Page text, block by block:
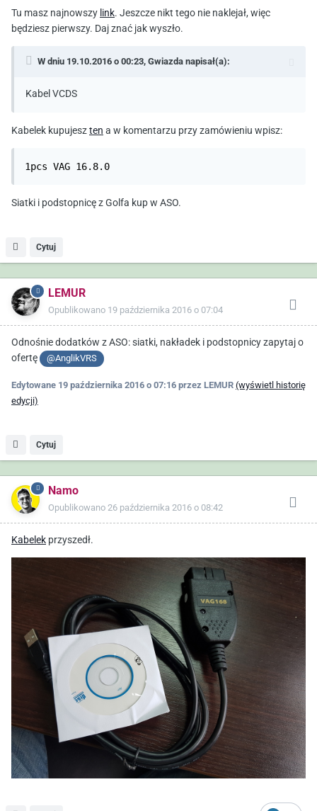
Tu masz najnowszy link. Jeszcze nikt tego nie naklejał, więc
będziesz pierwszy. Daj znać jak wyszło.
W dniu 19.10.2016 o 00:23, Gwiazda napisał(a):
Kabel VCDS
Kabelek kupujeszten a w komentarzu przy zamówieniu wpisz:
1pcs VAG 16.8.0
Siatki i podstopnicę z Golfa kup w ASO.
Cytuj
LEMUR
Opublikowano 19 października 2016 o 07:04
Odnośnie dodatków z ASO: siatki, nakładek i podstopnicy zapytaj o
ofertę
@AnglikVRS
Edytowane 19 października 2016 o 07:16 przez LEMUR (wyświetl historię
edycji)
Cytuj
Namo
Opublikowano 26 października 2016 o 08:42
Kabelek przyszedł.